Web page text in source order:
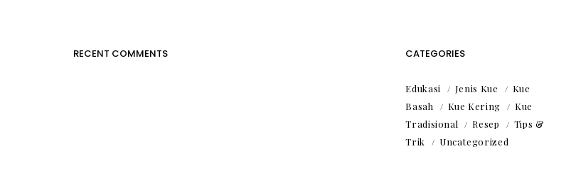
RECENT COMMENTS CATEGORIES
Edukasi Jenis Kue
Kue
Basah
Kue Kering
Kue
Tradisional
Resep
Tips &
Trik
Uncategorized